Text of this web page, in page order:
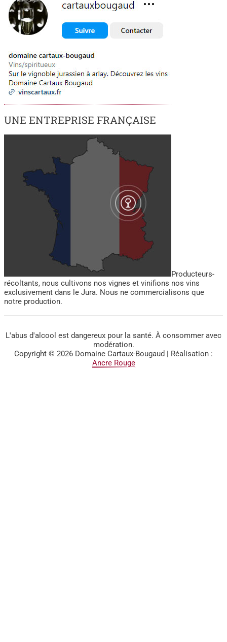
UNE ENTREPRISE FRANÇAISE
Producteurs-
récoltants, nous cultivons nos vignes et vinifions nos vins
exclusivement dans le Jura. Nous ne commercialisons que
notre production.
L'abus d'alcool est dangereux pour la santé. À consommer avec
modération.
Copyright © 2026 Domaine Cartaux-Bougaud | Réalisation :
Ancre Rouge